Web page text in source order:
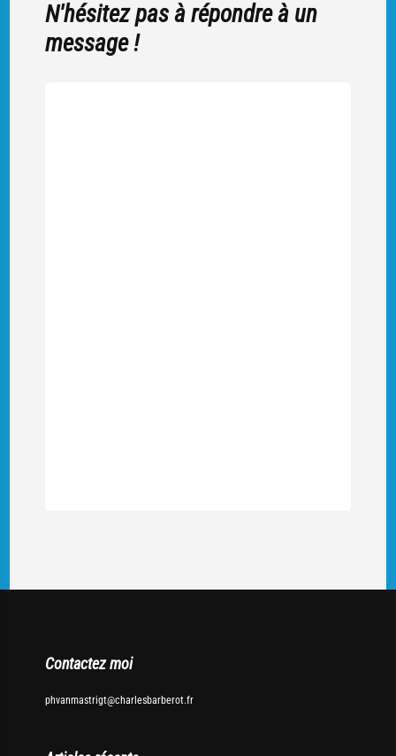
N'hésitez pas à répondre à un
message !
Contactez moi
phvanmastrigt@charlesbarberot.fr